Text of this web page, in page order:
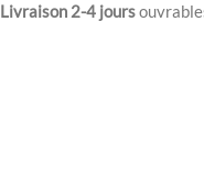
Livraison 2-4 jours